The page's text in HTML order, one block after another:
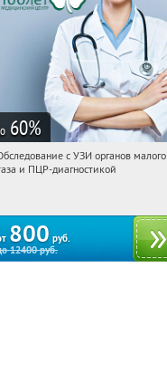
60%
13:20:35 Купили:45
с УЗИ органов малого
и ПЦР-диагностикой
800 руб.
12400руб.